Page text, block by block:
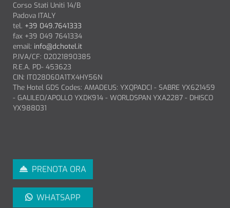
Corso Stati Uniti 14/B
Padova ITALY
tel. +39 049.7641333
fax +39 049 7641334
email: info@dchotel.it
P.IVA/CF: 02021890385
R.E.A. PD- 453623
CIN: IT028060A1TX4HY56N
The Hotel GDS Codes: AMADEUS: YXQPADCI - SABRE YX621459
- GALILEO/APOLLO YXDK914 - WORLDSPAN YXA2287 - DHISCO
YX988031
PRENOTA ORA
WHATSAPP